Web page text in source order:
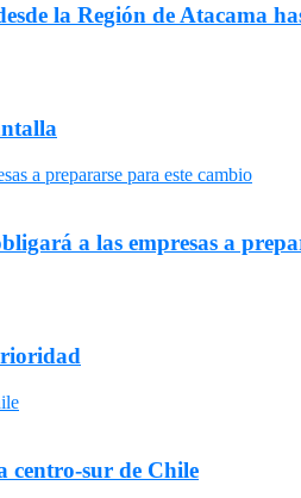
la Región de Atacama
a las empresas a
centro-sur de Chile